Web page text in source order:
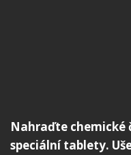
Nahraďte
speciální tablety.